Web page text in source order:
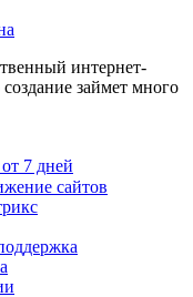
интернет-
займет много
7 дней
сайтов